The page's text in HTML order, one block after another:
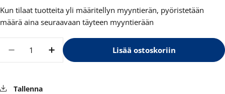
Kun tilaat tuotteita yli määritellyn myyntierän, pyöristetään
määrä aina seuraavaan täyteen myyntierään
Vähennä määrää tuotteelle Limmi
Lisää määrää tuotteelle Limmi
Lisää ostoskoriin
Tallenna